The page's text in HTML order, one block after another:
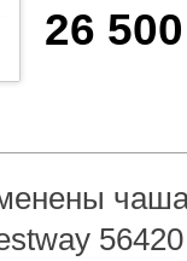
26 500